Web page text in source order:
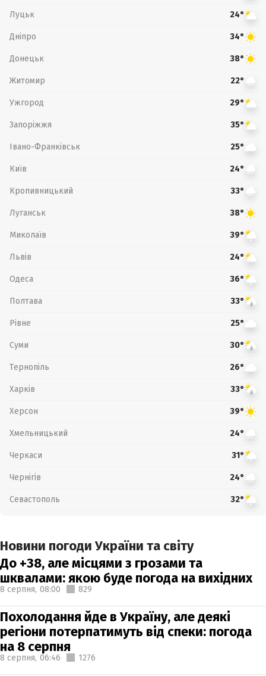
Луцьк 24°
Дніпро 34°
Донецьк 38°
Житомир 22°
Ужгород 29°
Запоріжжя 35°
Івано-Франківськ 25°
Київ 24°
Кропивницький 33°
Луганськ 38°
Миколаїв 39°
Львів 24°
Одеса 36°
Полтава 33°
Рівне 25°
Суми 30°
Тернопіль 26°
Харків 33°
Херсон 39°
Хмельницький 24°
Черкаси 31°
Чернігів 24°
Севастополь 32°
Новини погоди України та світу
До +38, але місцями з грозами та
шквалами: якою буде погода на вихідних
8 серпня, 08:00 829
Похолодання йде в Україну, але деякі
регіони потерпатимуть від спеки: погода
на 8 серпня
8 серпня, 06:46 1276